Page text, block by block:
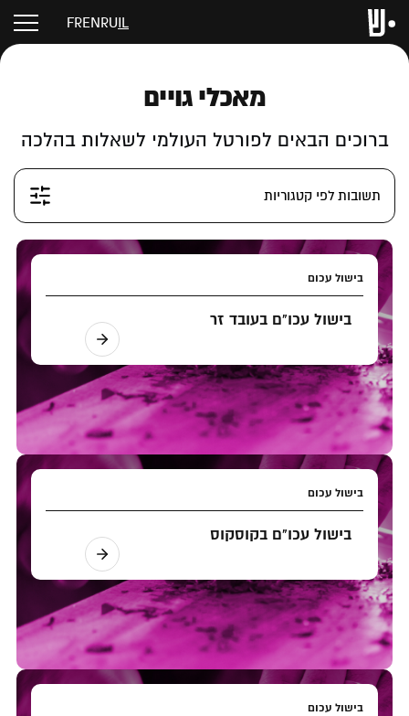
IL
RU
EN
FR
מאכלי גויים
ברוכים הבאים לפורטל העולמי לשאלות בהלכה
תשובות לפי קטגוריות
בישול עכום
בישול עכו"ם בעובד זר
בישול עכום
בישול עכו"ם בקוסקוס
בישול עכום